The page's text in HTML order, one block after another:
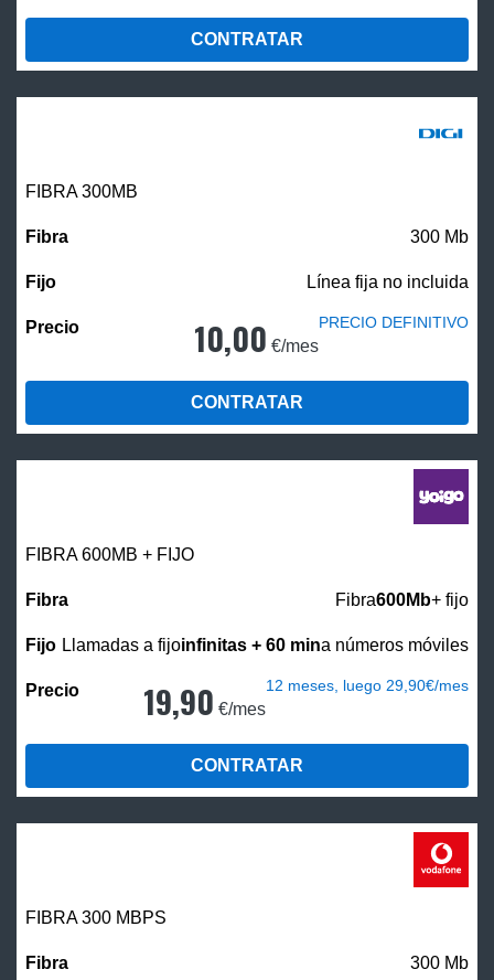
CONTRATAR
FIBRA 300MB
300 Mb
Línea fija no incluida
10,00 €/mes
PRECIO DEFINITIVO
CONTRATAR
FIBRA 600MB + FIJO
Fibra600Mb+ fijo
Llamadas a fijoinfinitas + 60 mina números móviles
19,90 €/mes
12 meses, luego 29,90€/mes
CONTRATAR
FIBRA 300 MBPS
300 Mb